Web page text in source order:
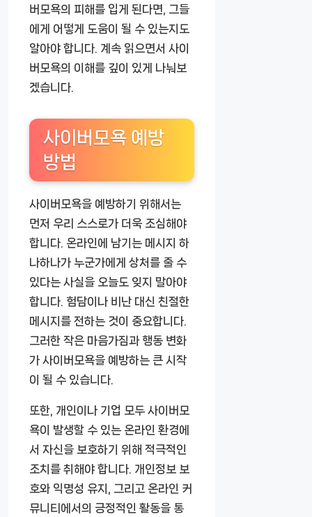
버모욕의 피해를 입게 된다면, 그들
에게 어떻게 도움이 될 수 있는지도
알아야 합니다. 계속 읽으면서 사이
버모욕의 이해를 깊이 있게 나눠보
겠습니다.
사이버모욕 예방
방법
사이버모욕을 예방하기 위해서는
먼저 우리 스스로가 더욱 조심해야
합니다. 온라인에 남기는 메시지 하
나하나가 누군가에게 상처를 줄 수
있다는 사실을 오늘도 잊지 말아야
합니다. 험담이나 비난 대신 친절한
메시지를 전하는 것이 중요합니다.
그러한 작은 마음가짐과 행동 변화
가 사이버모욕을 예방하는 큰 시작
이 될 수 있습니다.
또한, 개인이나 기업 모두 사이버모
욕이 발생할 수 있는 온라인 환경에
서 자신을 보호하기 위해 적극적인
조치를 취해야 합니다. 개인정보 보
호와 익명성 유지, 그리고 온라인 커
뮤니티에서의 긍정적인 활동을 통